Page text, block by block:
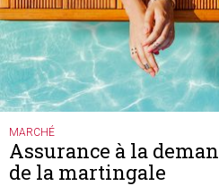
MARCHÉ
Assurance à la
de la martingale